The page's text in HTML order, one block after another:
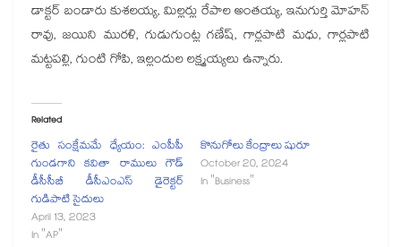
డాక్టర్ బండారు కుశలయ్య, మిల్లర్లు రేపాల అంతయ్య, ఇనుగుర్తి మోహన్
రావు, జయిని మురళి, గుడుగుంట్ల గణేష్, గార్లపాటి మధు, గార్లపాటి
మట్టపల్లి, గుంటి గోపి, ఇల్లందుల లక్ష్మయ్యలు ఉన్నారు.
Related
రైతు సంక్షేమమే ధ్యేయం: ఎంపీపీ
గుండగాని కవితా రాములు గౌడ్
డీసీసీబీ డీసీఎంఎస్ డైరెక్టర్
గుడిపాటి సైదులు
April 13, 2023
In "AP"
కొనుగోలు కేంద్రాలు షురూ
October 20, 2024
In "Business"